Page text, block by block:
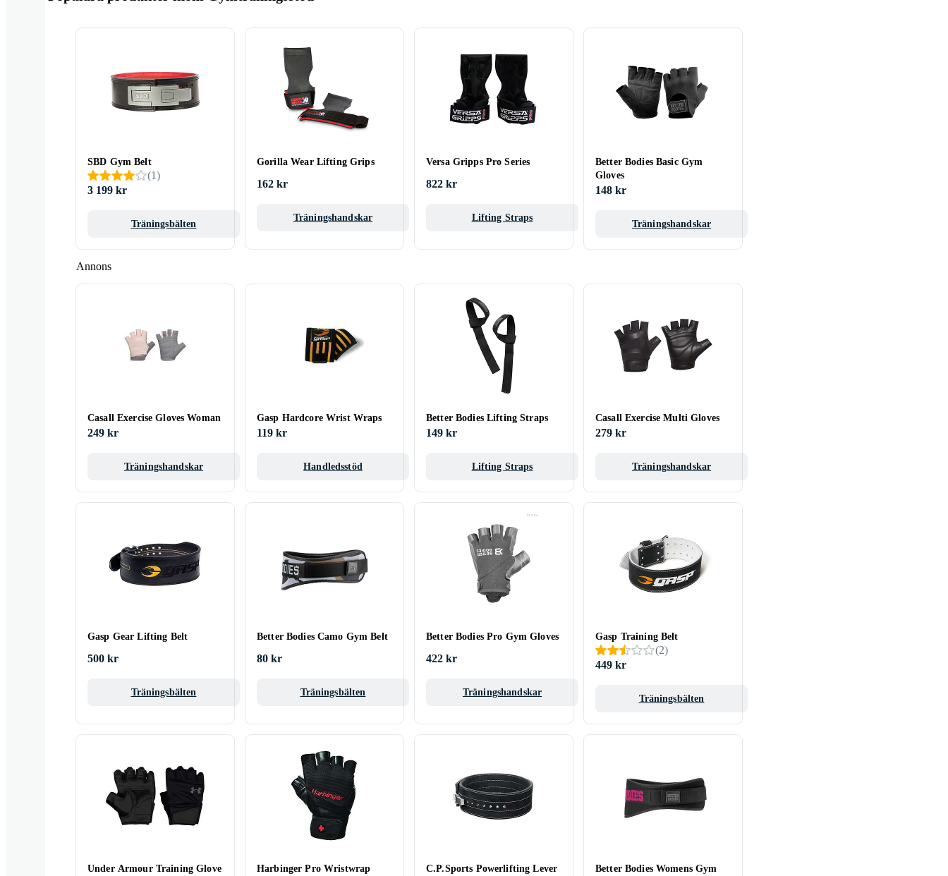
Annons
SBD Gym Belt
(1)
3 199 kr
Träningsbälten
Gorilla Wear Lifting Grips
162 kr
Träningshandskar
Versa Gripps Pro Series
822 kr
Lifting Straps
Better Bodies Basic Gym
Gloves
148 kr
Träningshandskar
Casall Exercise Gloves Woman
249 kr
Träningshandskar
Gasp Hardcore Wrist Wraps
119 kr
Handledsstöd
Better Bodies Lifting Straps
149 kr
Lifting Straps
Casall Exercise Multi Gloves
279 kr
Träningshandskar
Gasp Gear Lifting Belt
500 kr
Träningsbälten
Better Bodies Camo Gym Belt
80 kr
Träningsbälten
Better Bodies Pro Gym Gloves
422 kr
Träningshandskar
Gasp Training Belt
(2)
449 kr
Träningsbälten
Under Armour Training Glove
Harbinger Pro Wristwrap
C.P.Sports Powerlifting Lever
Better Bodies Womens Gym